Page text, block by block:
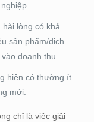
hài lòng có khả
sản phẩm/dịch
doanh thu.
hiện có thường ít
mới.
chỉ là việc giải